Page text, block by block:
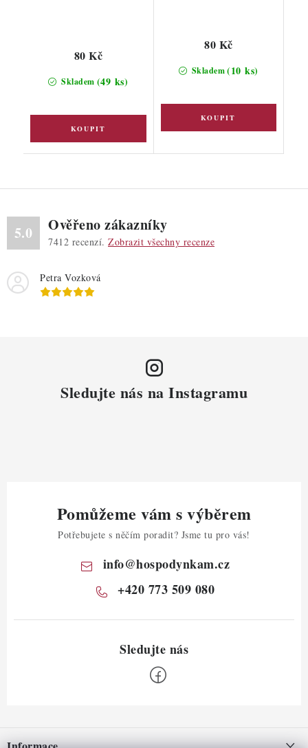
Skladem (49 ks)
80 Kč
Skladem(10 ks)
80 Kč
5.0 Ověřeno zákazníky
7412 recenzí. Zobrazit všechny recenze
Petra Vozková
Sledujte nás na Instagramu
Pomůžeme vám s výběrem
Potřebujete s něčím poradit? Jsme tu pro vás!
info@hospodynkam.cz
+420 773 509 080